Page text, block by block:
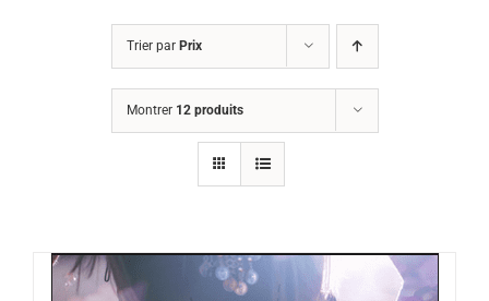
Trier par Prix
Montrer 12 produits